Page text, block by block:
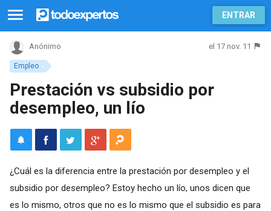
ENTRAR
Empleo
Anónimo el 17 nov. 11
Prestación vs subsidio por
desempleo, un lío
¿Cuál es la diferencia entre la prestación por desempleo y el
subsidio por desempleo? Estoy hecho un lío, unos dicen que
es lo mismo, otros que no es lo mismo que el subsidio es para